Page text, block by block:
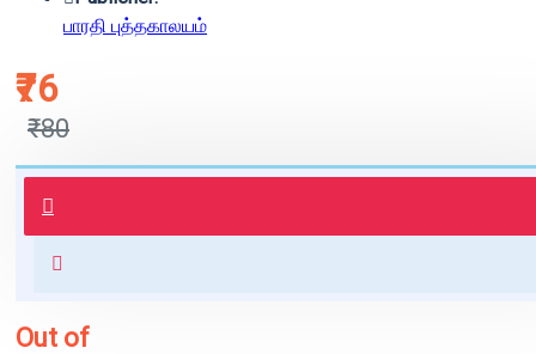
₹76
₹80
பாரதி புத்தகாலயம்
புத்தகம் 3 - 7 நாட்களில் அனுப்பி
வைக்கப்படும்.
for orders above ₹1000 within
Out of